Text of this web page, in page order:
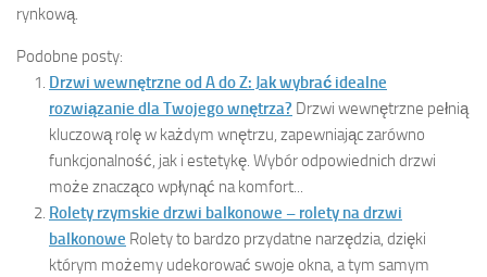
rynkową.
Podobne posty:
Drzwi wewnętrzne od A do Z: Jak wybrać idealne
rozwiązanie dla Twojego wnętrza? Drzwi wewnętrzne pełnią
kluczową rolę w każdym wnętrzu, zapewniając zarówno
funkcjonalność, jak i estetykę. Wybór odpowiednich drzwi
może znacząco wpłynąć na komfort...
Rolety rzymskie drzwi balkonowe – rolety na drzwi
balkonowe Rolety to bardzo przydatne narzędzia, dzięki
którym możemy udekorować swoje okna, a tym samym